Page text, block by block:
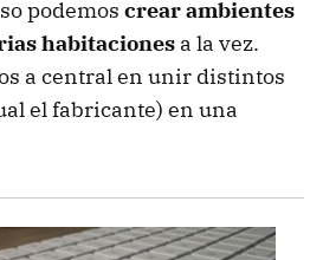
podemos crear ambientes
habitaciones a la vez.
a central en unir distintos
el fabricante) en una